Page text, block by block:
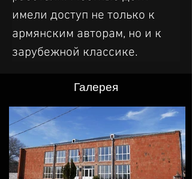
имели доступ не только к
армянским авторам, но и к
зарубежной классике.
Галерея